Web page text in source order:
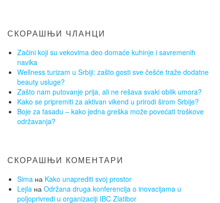
СКОРАШЊИ ЧЛАНЦИ
Začini koji su vekovima deo domaće kuhinje i savremenih
navika
Wellness turizam u Srbiji: zašto gosti sve češće traže dodatne
beauty usluge?
Zašto nam putovanje prija, ali ne rešava svaki oblik umora?
Kako se pripremiti za aktivan vikend u prirodi širom Srbije?
Boje za fasadu – kako jedna greška može povećati troškove
održavanja?
СКОРАШЊИ КОМЕНТАРИ
Sima на Kako unaprediti svoj prostor
Lejla на Održana druga konferencija o inovacijama u
poljoprivredi u organizaciji IBC Zlatibor